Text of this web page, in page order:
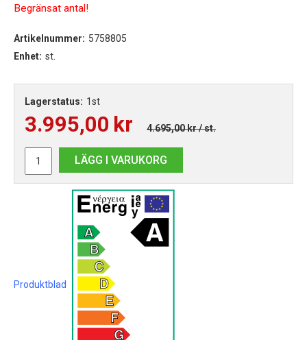
Begränsat antal!
Artikelnummer: 5758805
Enhet: st.
Lagerstatus: 1st
3.995,00 kr 4.695,00 kr/ st.
LÄGG I VARUKORG
Produktblad